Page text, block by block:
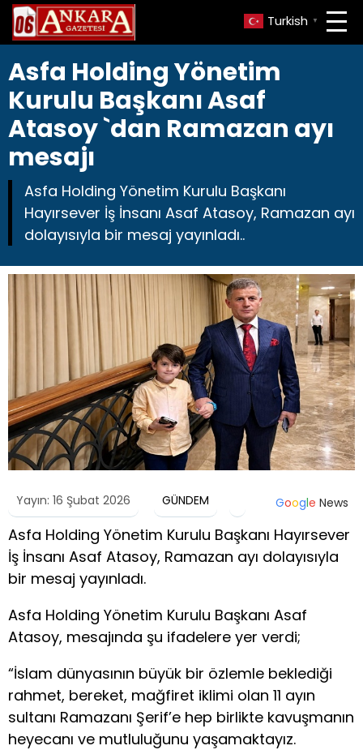
Turkish ▼
Asfa Holding Yönetim
Kurulu Başkanı Asaf
Atasoy `dan Ramazan ayı
mesajı
Asfa Holding Yönetim Kurulu Başkanı
Hayırsever İş İnsanı Asaf Atasoy, Ramazan ayı
dolayısıyla bir mesaj yayınladı..
Yayın: 16 Şubat 2026 GÜNDEM Google News
Asfa Holding Yönetim Kurulu Başkanı Hayırsever
İş İnsanı Asaf Atasoy, Ramazan ayı dolayısıyla
bir mesaj yayınladı.
Asfa Holding Yönetim Kurulu Başkanı Asaf
Atasoy, mesajında şu ifadelere yer verdi;
“İslam dünyasının büyük bir özlemle beklediği
rahmet, bereket, mağfiret iklimi olan 11 ayın
sultanı Ramazanı Şerif’e hep birlikte kavuşmanın
heyecanı ve mutluluğunu yaşamaktayız.